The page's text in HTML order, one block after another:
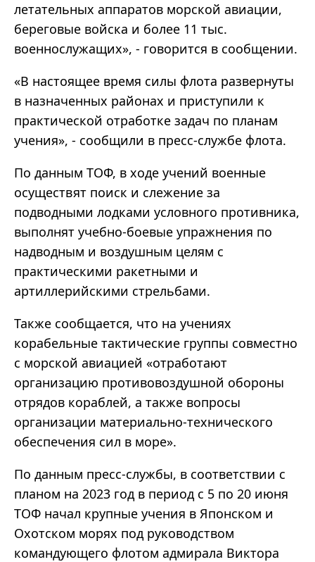
летательных аппаратов морской авиации,
береговые войска и более 11 тыс.
военнослужащих», - говорится в сообщении.
«В настоящее время силы флота развернуты
в назначенных районах и приступили к
практической отработке задач по планам
учения», - сообщили в пресс-службе флота.
По данным ТОФ, в ходе учений военные
осуществят поиск и слежение за
подводными лодками условного противника,
выполнят учебно-боевые упражнения по
надводным и воздушным целям с
практическими ракетными и
артиллерийскими стрельбами.
Также сообщается, что на учениях
корабельные тактические группы совместно
с морской авиацией «отработают
организацию противовоздушной обороны
отрядов кораблей, а также вопросы
организации материально-технического
обеспечения сил в море».
По данным пресс-службы, в соответствии с
планом на 2023 год в период с 5 по 20 июня
ТОФ начал крупные учения в Японском и
Охотском морях под руководством
командующего флотом адмирала Виктора